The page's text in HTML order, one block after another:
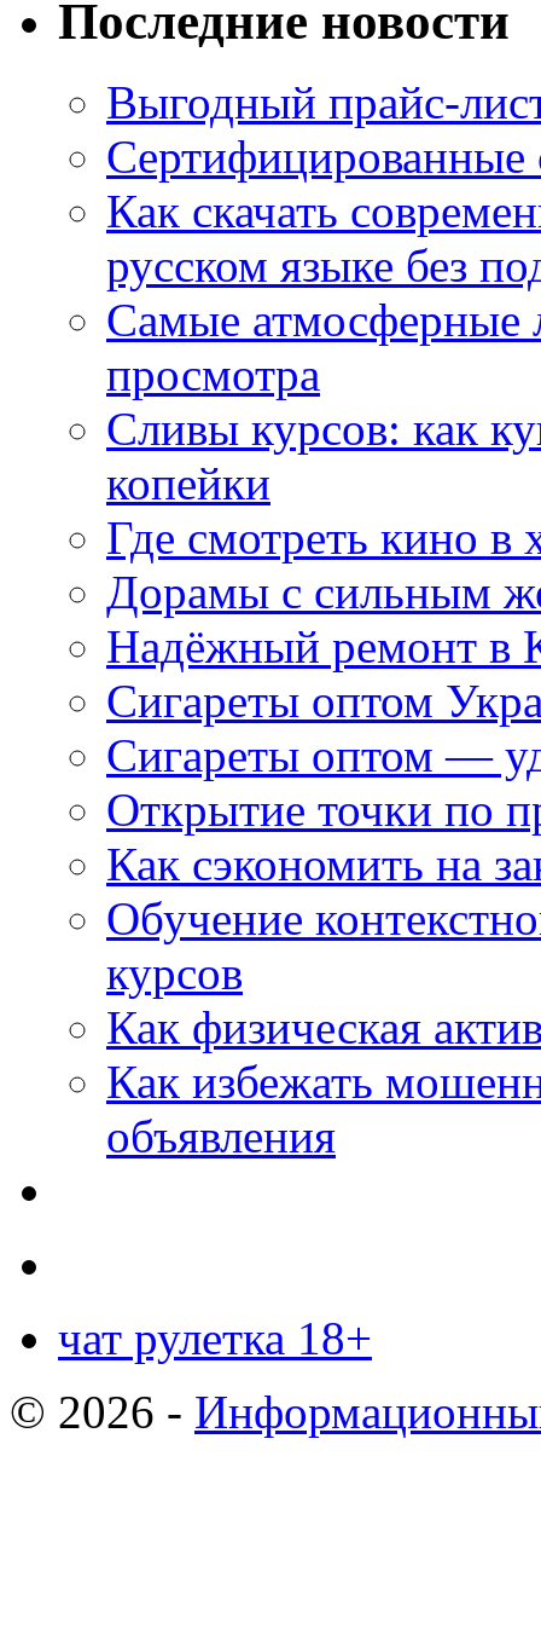
Последние новости
Выгодный прайс-
Как скачать
русском языке без
Самые атмосферные
просмотра
Сливы курсов: как
копейки
Где смотреть кино в
Дорамы с сильным
Надёжный ремонт в
Сигареты оптом
Сигареты оптом —
Открытие точки по
Как сэкономить на
Обучение
курсов
Как физическая
Как избежать
объявления
чат рулетка 18+
© 2026 -